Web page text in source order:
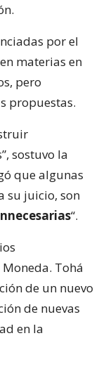
por el
materias en
pero
propuestas.
sostuvo la
que algunas
su juicio, son
“.
Tohá
de un nuevo
de nuevas
en la